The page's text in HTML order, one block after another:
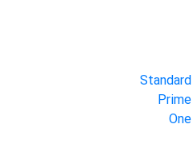
Standard
Prime
One